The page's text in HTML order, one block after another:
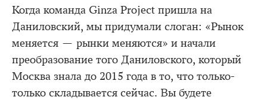
Когда команда Ginza Project пришла на
Даниловский, мы придумали слоган: «Рынок
меняется — рынки меняются» и начали
преобразование того Даниловского, который
Москва знала до 2015 года в то, что только-
только складывается сейчас. Вы будете